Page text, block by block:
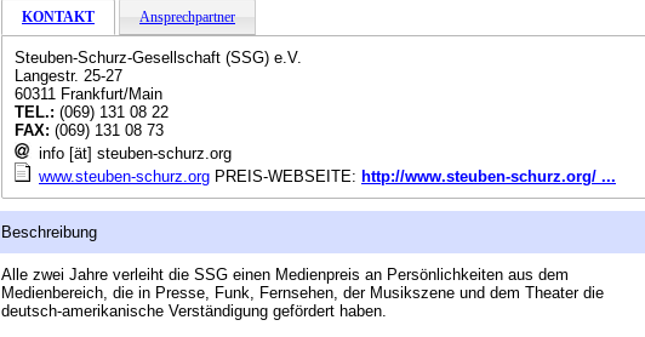
KONTAKT Ansprechpartner
Steuben-Schurz-Gesellschaft (SSG) e.V.
Langestr. 25-27
60311 Frankfurt/Main
TEL.: (069) 131 08 22
FAX: (069) 131 08 73
info [ät] steuben-schurz.org
www.steuben-schurz.org PREIS-WEBSEITE: http://www.steuben-schurz.org/ ...
Beschreibung
Alle zwei Jahre verleiht die SSG einen Medienpreis an Persönlichkeiten aus dem
Medienbereich, die in Presse, Funk, Fernsehen, der Musikszene und dem Theater die
deutsch-amerikanische Verständigung gefördert haben.